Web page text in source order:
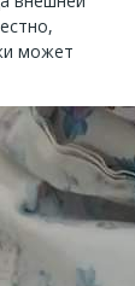
может